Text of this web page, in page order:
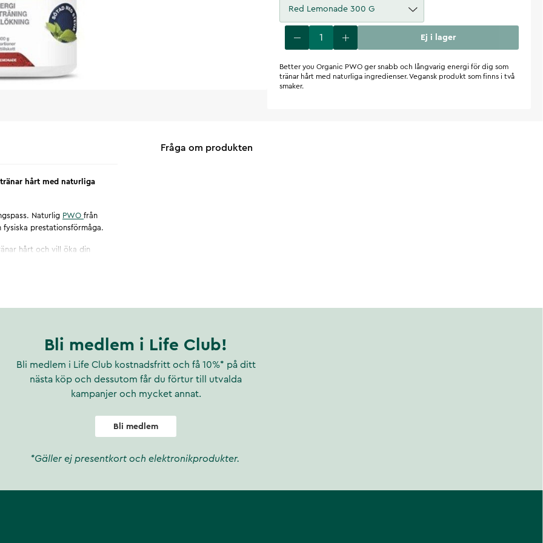
Red Lemonade 300 G
Ej i lager
Better you Organic PWO ger snabb och långvarig energi för dig som
tränar hårt med naturliga ingredienser. Vegansk produkt som finns i två
smaker.
hårt med naturliga
Naturlig PWO från
prestationsförmåga.
hårt och vill öka din
Fråga om produkten
Bli medlem i Life Club!
Bli medlem i Life Club kostnadsfritt och få 10%* på ditt
nästa köp och dessutom får du förtur till utvalda
kampanjer och mycket annat.
Bli medlem
*Gäller ej presentkort och elektronikprodukter.